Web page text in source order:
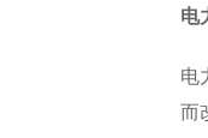
电
电
而